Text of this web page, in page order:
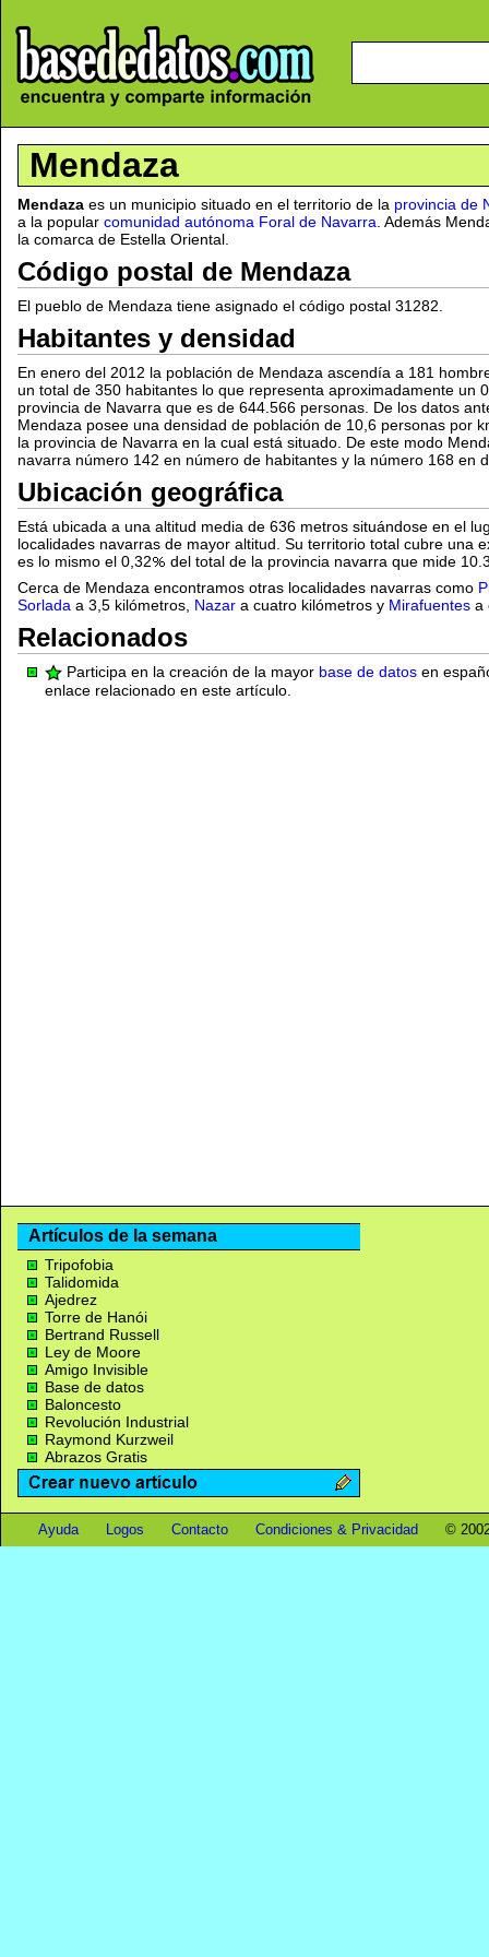
Mendaza
Mendaza es un municipio situado en el territorio de la provincia de
a la popular comunidad autónoma Foral de Navarra . Además
la comarca de Estella Oriental.
Código postal de Mendaza
El pueblo de Mendaza tiene asignado el código postal 31282.
Habitantes y densidad
En enero del 2012 la población de Mendaza ascendía a 181
un total de 350 habitantes lo que representa aproximadamente un
provincia de Navarra que es de 644.566 personas. De los datos
Mendaza posee una densidad de población de 10,6 personas por
la provincia de Navarra en la cual está situado. De este modo
navarra número 142 en número de habitantes y la número 168 en
Ubicación geográfica
Está ubicada a una altitud media de 636 metros situándose en el
localidades navarras de mayor altitud. Su territorio total cubre una
es lo mismo el 0,32
del total de la provincia navarra que mide
Cerca de Mendaza encontramos otras localidades navarras como
Sorlada a 3,5 kilómetros, Nazar a cuatro kilómetros y Mirafuentes a
Relacionados
Participa en la creación de la mayor base de datos en
enlace relacionado en este artículo.
Artículos de la semana
Tripofobia
Talidomida
Ajedrez
Torre de Hanói
Bertrand Russell
Ley de Moore
Amigo Invisible
Base de datos
Baloncesto
Revolución Industrial
Raymond Kurzweil
Abrazos Gratis
Ayuda Logos Contacto Condiciones & Privacidad ©